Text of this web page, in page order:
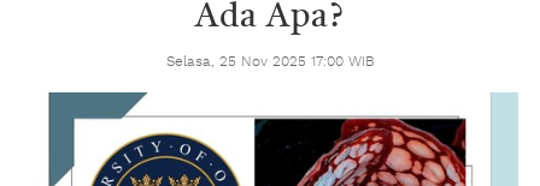
Ada Apa?
Selasa, 25 Nov 2025 17:00 WIB